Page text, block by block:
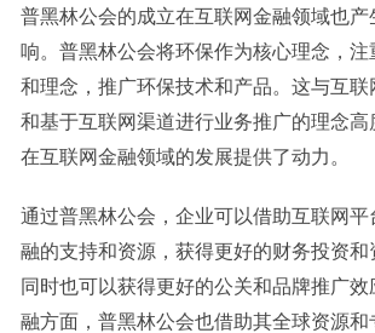
普黑林公会的成立在互联网金融领域也产
响。普黑林公会将环保作为核心理念，注
和理念，推广环保技术和产品。这与互联
和基于互联网渠道进行业务推广的理念高
在互联网金融领域的发展提供了动力。
通过普黑林公会，企业可以借助互联网平
融的支持和资源，获得更好的财务投资和
同时也可以获得更好的公关和品牌推广
融方面，普黑林公会也借助其全球资源和